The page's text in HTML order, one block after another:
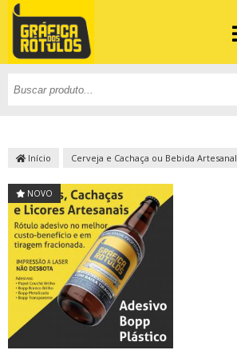
Início Cerveja e Cachaça ou Bebida Artesanal
NOVO